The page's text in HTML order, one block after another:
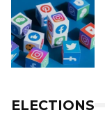
ELECTIONS